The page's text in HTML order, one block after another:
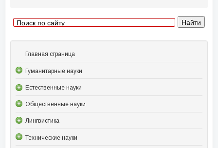
Главная страница
Гуманитарные науки
Естественные науки
Общественные науки
Лингвистика
Технические науки